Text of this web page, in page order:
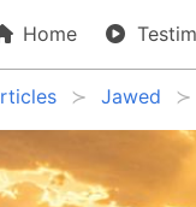
Home
Jawed